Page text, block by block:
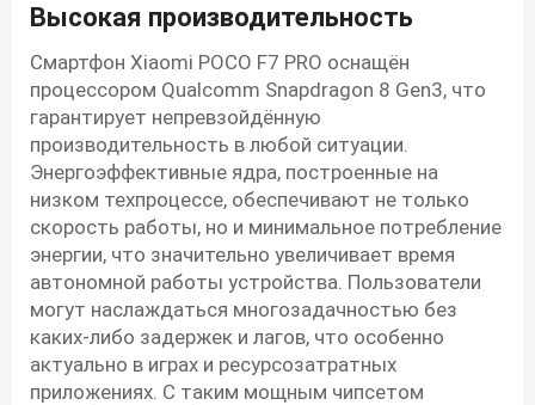
Высокая производительность
Смартфон Xiaomi POCO F7 PRO оснащён
процессором Qualcomm Snapdragon 8 Gen3, что
гарантирует непревзойдённую
производительность в любой ситуации.
Энергоэффективные ядра, построенные на
низком техпроцессе, обеспечивают не только
скорость работы, но и минимальное потребление
энергии, что значительно увеличивает время
автономной работы устройства. Пользователи
могут наслаждаться многозадачностью без
каких-либо задержек и лагов, что особенно
актуально в играх и ресурсозатратных
приложениях. С таким мощным чипсетом